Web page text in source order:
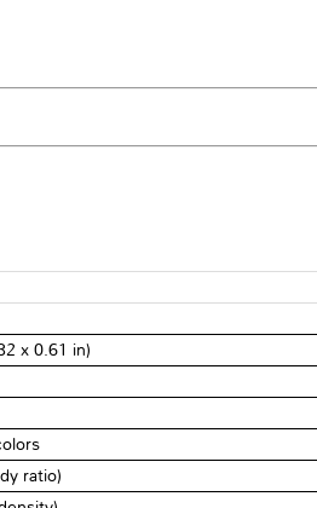
x 0.61 in)
ratio)